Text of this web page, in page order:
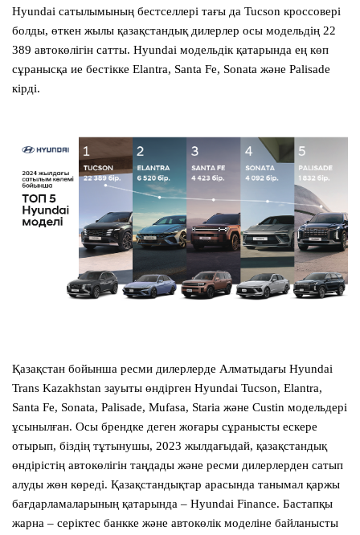
Hyundai сатылымының бестселлері тағы да Tucson кроссовері
болды, өткен жылы қазақстандық дилерлер осы модельдің 22
389 автокөлігін сатты. Hyundai модельдік қатарында ең көп
сұранысқа ие бестікке Elantra, Santa Fe, Sonata және Palisade
кірді.
Қазақстан бойынша ресми дилерлерде Алматыдағы Hyundai
Trans Kazakhstan зауыты өндірген Hyundai Tucson, Elantra,
Santa Fe, Sonata, Palisade, Mufasa, Staria және Custin модельдері
ұсынылған. Осы брендке деген жоғары сұранысты ескере
отырып, біздің тұтынушы, 2023 жылдағыдай, қазақстандық
өндірістің автокөлігін таңдады және ресми дилерлерден сатып
алуды жөн көреді. Қазақстандықтар арасында танымал қаржы
бағдарламаларының қатарында – Hyundai Finance. Бастапқы
жарна – серіктес банкке және автокөлік моделіне байланысты